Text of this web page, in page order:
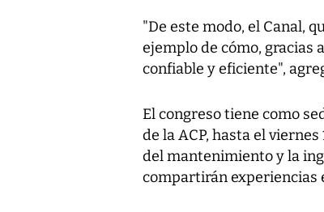
"De este modo, el Canal,
ejemplo de cómo, gracias
confiable y eficiente",
El congreso tiene como
de la ACP, hasta el
del mantenimiento y la
compartirán experiencias